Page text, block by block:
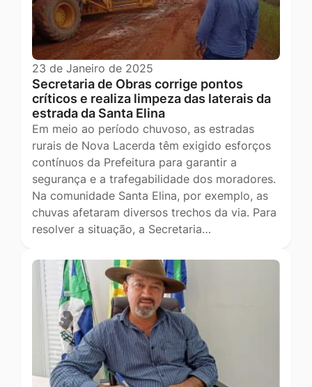
23 de Janeiro de 2025
Secretaria de Obras corrige pontos
críticos e realiza limpeza das laterais da
estrada da Santa Elina
Em meio ao período chuvoso, as estradas
rurais de Nova Lacerda têm exigido esforços
contínuos da Prefeitura para garantir a
segurança e a trafegabilidade dos moradores.
Na comunidade Santa Elina, por exemplo, as
chuvas afetaram diversos trechos da via. Para
resolver a situação, a Secretaria…